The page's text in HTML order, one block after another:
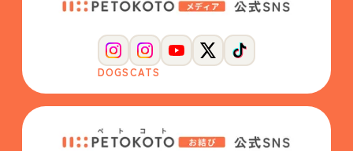
DOGSCATS